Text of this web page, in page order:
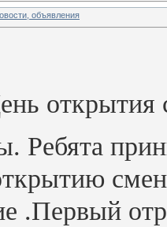
объявления
открытия
Ребята
.Первый